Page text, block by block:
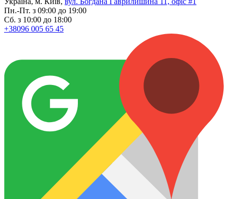
Пн.-Пт. з 09:00 до 19:00
Сб. з 10:00 до 18:00
+38096 005 65 45